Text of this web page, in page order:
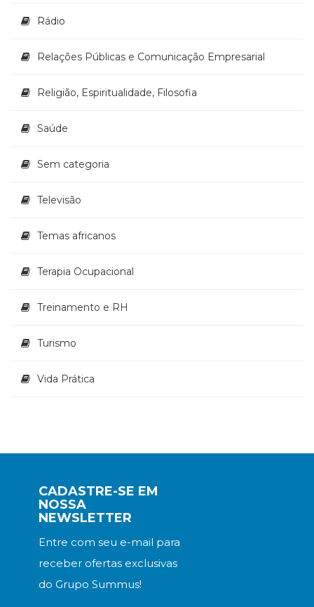
Rádio
Relações Públicas e Comunicação Empresarial
Religião, Espiritualidade, Filosofia
Saúde
Sem categoria
Televisão
Temas africanos
Terapia Ocupacional
Treinamento e RH
Turismo
Vida Prática
CADASTRE-SE EM
NOSSA
NEWSLETTER
Entre com seu e-mail para
receber ofertas exclusivas
do Grupo Summus!